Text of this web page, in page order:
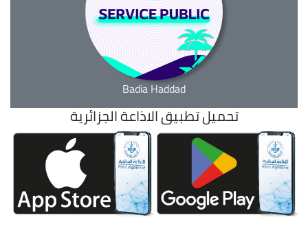
Badia Haddad
تحميل تطبيق الاذاعة الجزائرية